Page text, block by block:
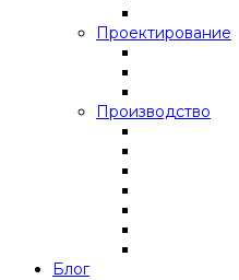
Проектирование
Производство
Блог